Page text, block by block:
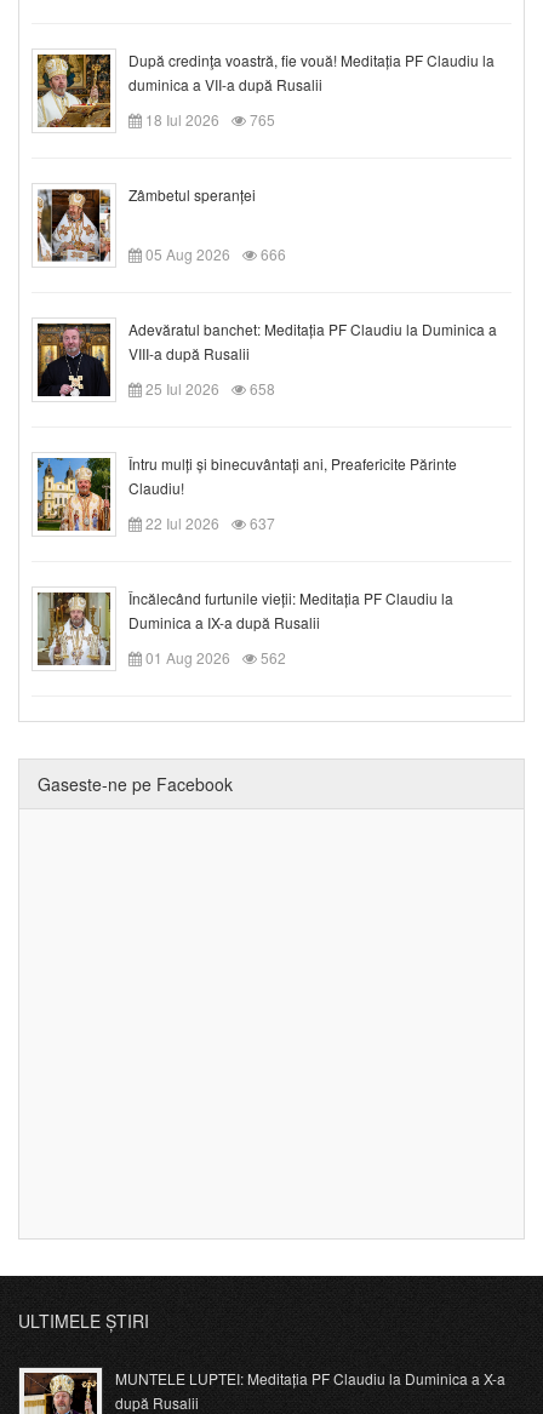
După credinţa voastră, fie vouă! Meditația PF Claudiu la
duminica a VII-a după Rusalii
18 Iul 2026
765
Zâmbetul speranței
05 Aug 2026 666
Adevăratul banchet: Meditația PF Claudiu la Duminica a
VIII-a după Rusalii
25 Iul 2026
658
Întru mulți și binecuvântați ani, Preafericite Părinte
Claudiu!
22 Iul 2026
637
Încălecând furtunile vieții: Meditația PF Claudiu la
Duminica a IX-a după Rusalii
01 Aug 2026
562
Gaseste-ne pe Facebook
ULTIMELE ȘTIRI
MUNTELE LUPTEI: Meditația PF Claudiu la Duminica a X-a
după Rusalii